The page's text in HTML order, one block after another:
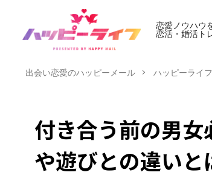
恋愛ノウハウ
恋活・婚活ト
出会い恋愛のハッピーメール ハッピーライフ
付き合う前の男女
や遊びとの違いと